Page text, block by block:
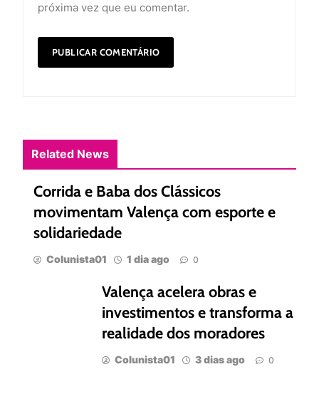
próxima vez que eu comentar.
Related News
Corrida e Baba dos Clássicos
movimentam Valença com esporte e
solidariedade
Colunista01 1 dia ago 0
Valença acelera obras e
investimentos e transforma a
realidade dos moradores
Colunista01 3 dias ago 0